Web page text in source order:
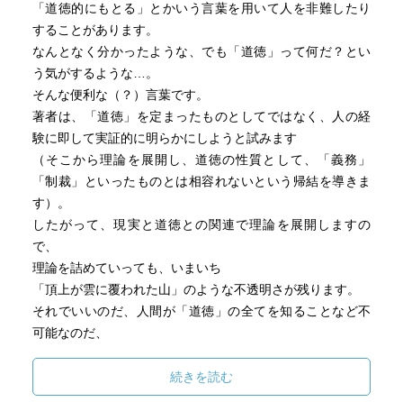
「道徳的にもとる」とかいう言葉を用いて人を非難したり
することがあります。
なんとなく分かったような、でも「道徳」って何だ？とい
う気がするような…。
そんな便利な（？）言葉です。
著者は、「道徳」を定まったものとしてではなく、人の経
験に即して実証的に明らかにしようと試みます
（そこから理論を展開し、道徳の性質として、「義務」
「制裁」といったものとは相容れないという帰結を導きま
す）。
したがって、現実と道徳との関連で理論を展開しますの
で、
理論を詰めていっても、いまいち
「頂上が雲に覆われた山」のような不透明さが残ります。
それでいいのだ、人間が「道徳」の全てを知ることなど不
可能なのだ、
私自身の印象としては、「道徳」を画定されるよりは、よ
ほど好印象をもちました。
続きを読む